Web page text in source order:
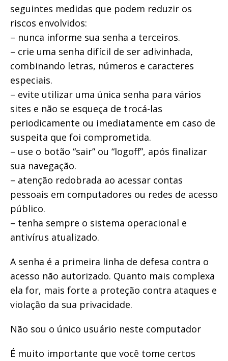
seguintes medidas que podem reduzir os
riscos envolvidos:
– nunca informe sua senha a terceiros.
– crie uma senha difícil de ser adivinhada,
combinando letras, números e caracteres
especiais.
– evite utilizar uma única senha para vários
sites e não se esqueça de trocá-las
periodicamente ou imediatamente em caso de
suspeita que foi comprometida.
– use o botão “sair” ou “logoff”, após finalizar
sua navegação.
– atenção redobrada ao acessar contas
pessoais em computadores ou redes de acesso
público.
– tenha sempre o sistema operacional e
antivírus atualizado.
A senha é a primeira linha de defesa contra o
acesso não autorizado. Quanto mais complexa
ela for, mais forte a proteção contra ataques e
violação da sua privacidade.
Não sou o único usuário neste computador
É muito importante que você tome certos